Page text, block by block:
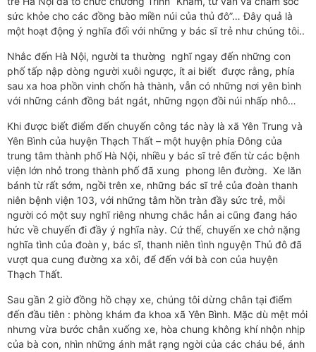
sức khỏe cho các đồng bào miền núi của thủ đô”… Đây quả là
một hoạt động ý nghĩa đối với những y bác sĩ trẻ như chúng tôi..
Nhắc đến Hà Nội, người ta thường nghĩ ngay đến những con
phố tấp nập dòng người xuôi ngược, ít ai biết được rằng, phía
sau xa hoa phồn vinh chốn hà thành, vẫn có những nơi yên bình
với những cánh đồng bát ngát, những ngọn đồi núi nhấp nhô…
Khi được biết điểm đến chuyến công tác này là xã Yên Trung và
Yên Bình của huyện Thạch Thất – một huyện phía Đông của
trung tâm thành phố Hà Nội, nhiều y bác sĩ trẻ đến từ các bệnh
viện lớn nhỏ trong thành phố đã xung phong lên đường. Xe lăn
bánh từ rất sớm, ngồi trên xe, những bác sĩ trẻ của đoàn thanh
niên bệnh viện 103, với những tâm hồn tràn đầy sức trẻ, mỗi
người có một suy nghĩ riêng nhưng chắc hẳn ai cũng đang háo
hức về chuyến đi đầy ý nghĩa này. Cứ thế, chuyến xe chở nặng
nghĩa tình của đoàn y, bác sĩ, thanh niên tình nguyện Thủ đô đã
vượt qua cung đường xa xôi, để đến với bà con của huyện
Thạch Thất.
Sau gần 2 giờ đồng hồ chạy xe, chúng tôi dừng chân tại điểm
đến đầu tiên : phòng khám đa khoa xã Yên Bình. Mặc dù mệt mỏi
nhưng vừa bước chân xuống xe, hòa chung không khí nhộn nhịp
của bà con, nhìn những ánh mắt rạng ngời của các cháu bé, ánh